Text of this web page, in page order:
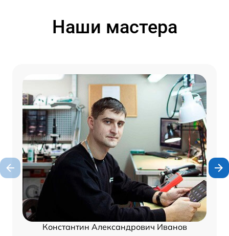
Наши мастера
Константин Александрович Иванов